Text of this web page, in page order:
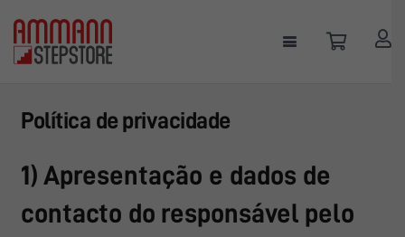
Política de privacidade
1) Apresentação e dados de
contacto do responsável pelo